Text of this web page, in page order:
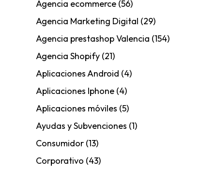
Agencia ecommerce (56)
Agencia Marketing Digital (29)
Agencia prestashop Valencia (154)
Agencia Shopify (21)
Aplicaciones Android (4)
Aplicaciones Iphone (4)
Aplicaciones móviles (5)
Ayudas y Subvenciones (1)
Consumidor (13)
Corporativo (43)